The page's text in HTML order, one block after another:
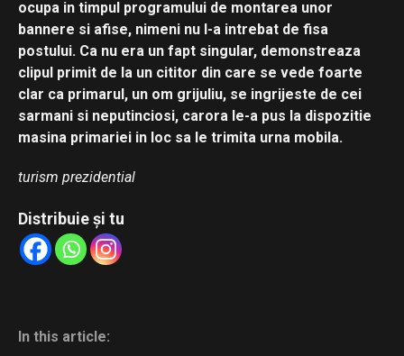
ocupa in timpul programului de montarea unor
bannere si afise, nimeni nu l-a intrebat de fisa
postului. Ca nu era un fapt singular, demonstreaza
clipul primit de la un cititor din care se vede foarte
clar ca primarul, un om grijuliu, se ingrijeste de cei
sarmani si neputinciosi, carora le-a pus la dispozitie
masina primariei in loc sa le trimita urna mobila.
turism prezidential
Distribuie și tu
In this article: